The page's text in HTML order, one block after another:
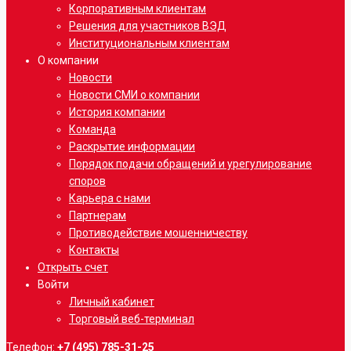
Корпоративным клиентам
Решения для участников ВЭД
Институциональным клиентам
О компании
Новости
Новости СМИ о компании
История компании
Команда
Раскрытие информации
Порядок подачи обращений и урегулирование
споров
Карьера с нами
Партнерам
Противодействие мошенничеству
Контакты
Открыть счет
Войти
Личный кабинет
Торговый веб-терминал
Телефон: +7 (495) 785-31-25